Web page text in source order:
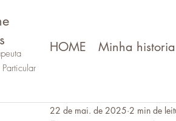
HOME Minha historia
22 de mai. de 2025 2 min de